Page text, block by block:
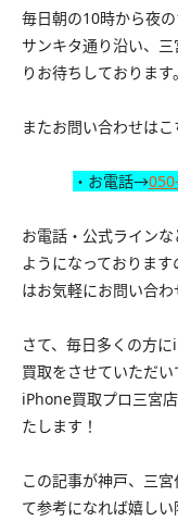
毎日朝の10時から夜
サンキタ通り沿い、
りお待ちしております。
またお問い合わせは
・お電話→
お電話・公式ライン
ようになっておりま
はお気軽にお問い合わ
さて、毎日多くの方
買取をさせていただ
iPhone買取プロ三宮
たします！
この記事が神戸、三
て参考になれば嬉しい